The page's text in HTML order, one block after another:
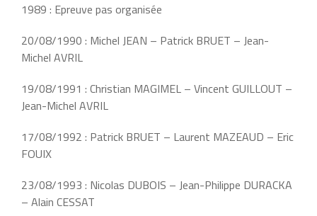
1989 : Epreuve pas organisée
20/08/1990 : Michel JEAN – Patrick BRUET – Jean-
Michel AVRIL
19/08/1991 : Christian MAGIMEL – Vincent GUILLOUT –
Jean-Michel AVRIL
17/08/1992 : Patrick BRUET – Laurent MAZEAUD – Eric
FOUIX
23/08/1993 : Nicolas DUBOIS – Jean-Philippe DURACKA
– Alain CESSAT